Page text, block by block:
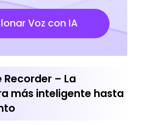
Voz con IA
Recorder – La
más inteligente hasta